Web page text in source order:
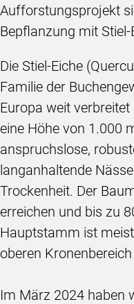
Aufforstungsprojekt
Bepflanzung mit Stiel-
Die Stiel-Eiche
Familie der
Europa weit
eine Höhe von 1.000
anspruchslose,
langanhaltende
Trockenheit. Der
erreichen und bis zu
Hauptstamm ist
oberen
Im März 2024 haben